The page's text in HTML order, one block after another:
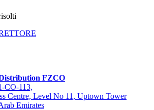
FZCO
CO-113,
Centre, Level No 11, Uptown Tower
Emirates